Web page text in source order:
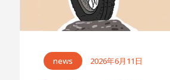
news 2026年6月11日